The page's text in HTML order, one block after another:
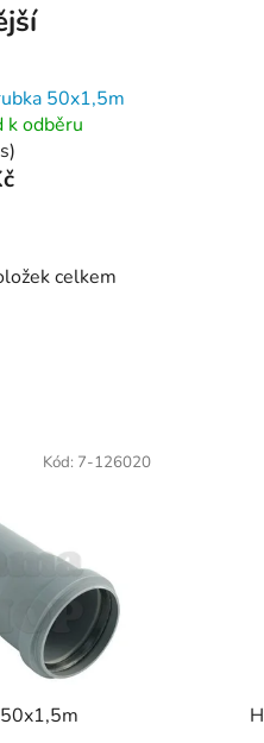
50x1,5m
k odběru
celkem
Kód: 7-126020